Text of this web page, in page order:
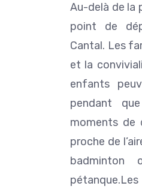
Au-delà de la
point de
Cantal. Les
et la
enfants
pendant
moments de
proche de